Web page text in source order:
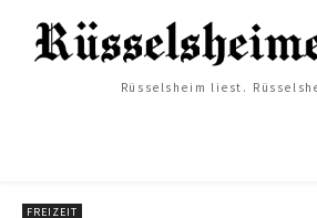
Rüsselsheim liest.
FREIZEIT